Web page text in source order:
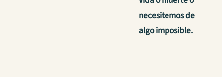
necesitemos de
algo imposible.